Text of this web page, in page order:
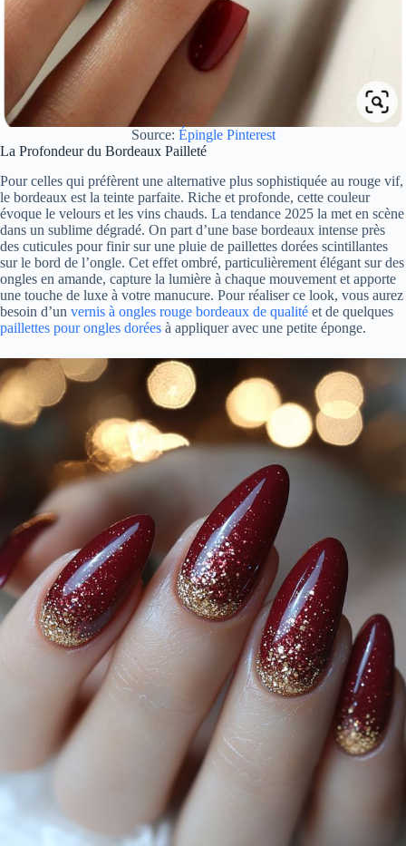
Source: Épingle Pinterest
La Profondeur du Bordeaux Pailleté
Pour celles qui préfèrent une alternative plus sophistiquée au rouge vif,
le bordeaux est la teinte parfaite. Riche et profonde, cette couleur
évoque le velours et les vins chauds. La tendance 2025 la met en scène
dans un sublime dégradé. On part d’une base bordeaux intense près
des cuticules pour finir sur une pluie de paillettes dorées scintillantes
sur le bord de l’ongle. Cet effet ombré, particulièrement élégant sur des
ongles en amande, capture la lumière à chaque mouvement et apporte
une touche de luxe à votre manucure. Pour réaliser ce look, vous aurez
besoin d’un vernis à ongles rouge bordeaux de qualité et de quelques
paillettes pour ongles dorées à appliquer avec une petite éponge.